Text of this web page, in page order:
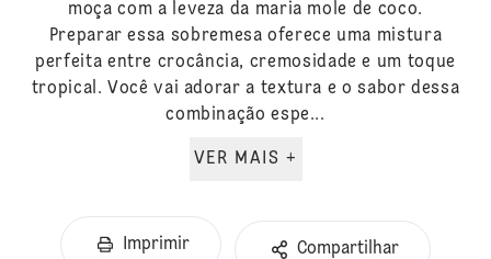
moça com a leveza da maria mole de coco.
Preparar essa sobremesa oferece uma mistura
perfeita entre crocância, cremosidade e um toque
tropical. Você vai adorar a textura e o sabor dessa
combinação espe...
VER MAIS +
Imprimir Compartilhar